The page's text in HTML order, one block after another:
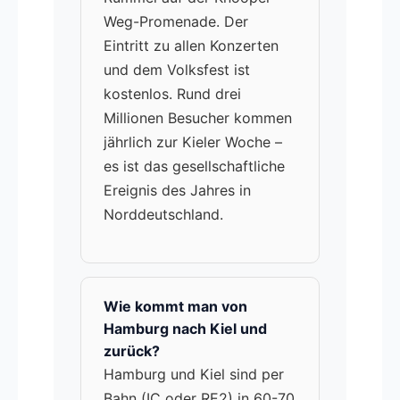
Weg-Promenade. Der
Eintritt zu allen Konzerten
und dem Volksfest ist
kostenlos. Rund drei
Millionen Besucher kommen
jährlich zur Kieler Woche –
es ist das gesellschaftliche
Ereignis des Jahres in
Norddeutschland.
Wie kommt man von
Hamburg nach Kiel und
zurück?
Hamburg und Kiel sind per